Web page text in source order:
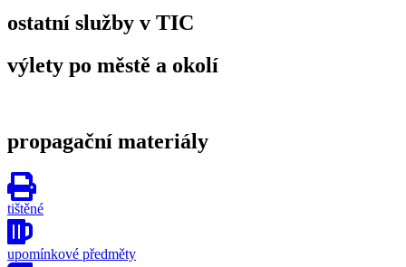
ostatní služby v TIC
výlety po městě a okolí
propagační materiály
tištěné
upomínkové předměty